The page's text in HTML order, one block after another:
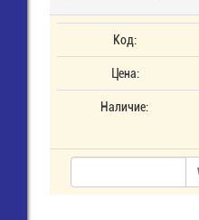
Код:
Цена:
Наличие: